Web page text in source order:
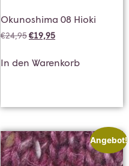
Okunoshima 08 Hioki
€24,95€19,95
In den Warenkorb
Angebot!